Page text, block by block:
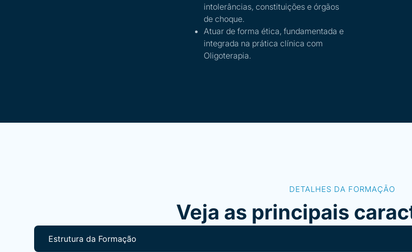
intolerâncias, constituições e órgãos
de choque.
Atuar de forma ética, fundamentada e
integrada na prática clínica com
Oligoterapia.
DETALHES DA FORMAÇÃO
Veja as principais
Estrutura da Formação